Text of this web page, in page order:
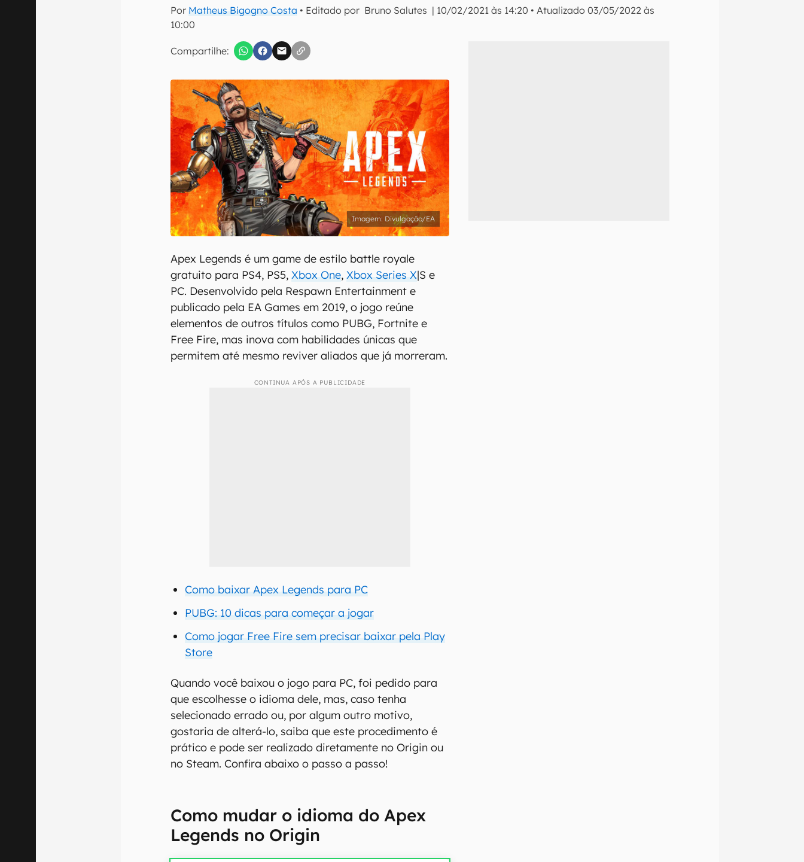
Por Matheus Bigogno Costa • Editado por Bruno Salutes | 10/02/2021 às 14:20 •Atualizado03/05/2022 às
10:00
Compartilhe:
Confirmo que li, aceito e concordo com os Termos de Uso e Política de Privacidade do Canaltech.
Divulgação/EA
Apex Legends é um game de estilo battle royale
gratuito para PS4, PS5,Xbox One,Xbox Series X|S e
PC. Desenvolvido pela Respawn Entertainment e
publicado pela EA Games em 2019, o jogo reúne
elementos de outros títulos como PUBG, Fortnite e
Free Fire, mas inova com habilidades únicas que
permitem até mesmo reviver aliados que já morreram.
CONTINUA APÓS A PUBLICIDADE
Como baixar Apex Legends para PC
PUBG: 10 dicas para começar a jogar
Como jogar Free Fire sem precisar baixar pela Play
Store
Quando você baixou o jogo para PC, foi pedido para
que escolhesse o idioma dele, mas, caso tenha
selecionado errado ou, por algum outro motivo,
gostaria de alterá-lo, saiba que este procedimento é
prático e pode ser realizado diretamente no Origin ou
no Steam. Confira abaixo o passo a passo!
Como mudar o idioma do Apex
Legends no Origin